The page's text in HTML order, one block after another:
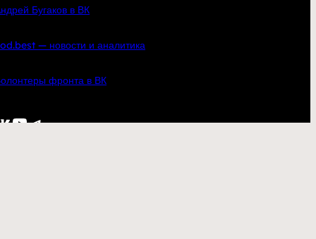
Бугаков в ВК
— новости и аналитика
фронта в ВК
YouTube Telegram